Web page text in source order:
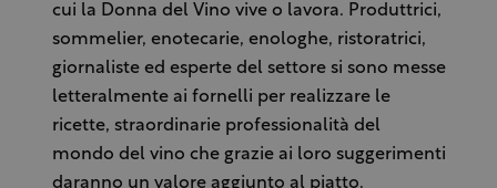
cui la Donna del Vino vive o lavora. Produttrici,
sommelier, enotecarie, enologhe, ristoratrici,
giornaliste ed esperte del settore si sono messe
letteralmente ai fornelli per realizzare le
ricette, straordinarie professionalità del
mondo del vino che grazie ai loro suggerimenti
daranno un valore aggiunto al piatto.